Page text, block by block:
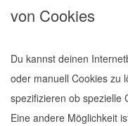
von Cookies
Du kannst deinen
oder manuell Cookies zu
spezifizieren ob spezielle
Eine andere Möglichkeit